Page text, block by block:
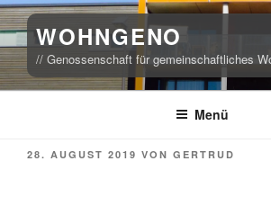
Zum
Inhalt
springen
WOHNGENO
// Genossenschaft für gemeinschaftliches
Menü
VERÖFFENTLICHT
28. AUGUST 2019 VON GERTRUD